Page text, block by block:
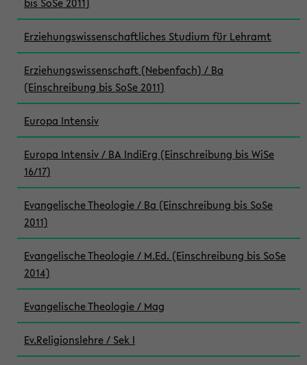
Erziehungswissenschaftliches Studium für Lehramt
Erziehungswissenschaft (Nebenfach) / Ba
(Einschreibung bis SoSe 2011)
Europa Intensiv
Europa Intensiv / BA IndiErg (Einschreibung bis WiSe
16/17)
Evangelische Theologie / Ba (Einschreibung bis SoSe
2011)
Evangelische Theologie / M.Ed. (Einschreibung bis SoSe
2014)
Evangelische Theologie / Mag
Ev.Religionslehre / Sek I